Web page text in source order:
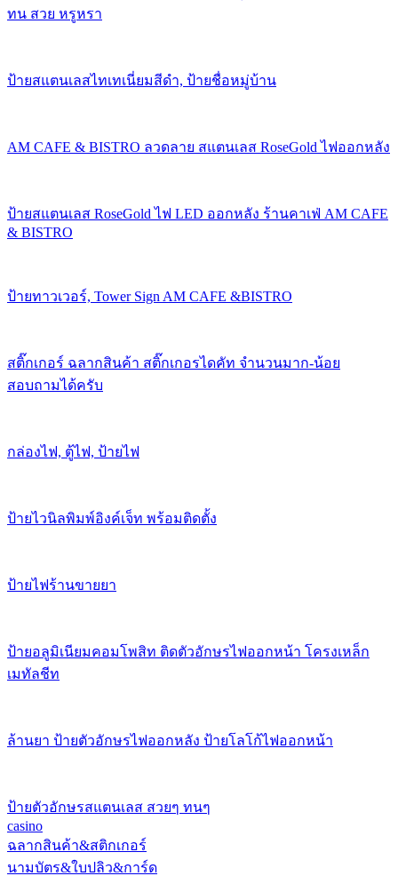
ทน สวย หรูหรา
ป้ายสแตนเลสไทเทเนี่ยมสีดำ, ป้ายชื่อหมู่บ้าน
AM CAFE & BISTRO ลวดลาย สแตนเลส RoseGold ไฟออกหลัง
ป้ายสแตนเลส RoseGold ไฟ LED ออกหลัง ร้านคาเฟ่ AM CAFE
& BISTRO
ป้ายทาวเวอร์, Tower Sign AM CAFE &BISTRO
สติ๊กเกอร์ ฉลากสินค้า สติ๊กเกอรไดคัท จำนวนมาก-น้อย
สอบถามได้ครับ
กล่องไฟ, ตู้ไฟ, ป้ายไฟ
ป้ายไวนิลพิมพ์อิงค์เจ็ท พร้อมติดตั้ง
ป้ายไฟร้านขายยา
ป้ายอลูมิเนียมคอมโพสิท ติดตัวอักษรไฟออกหน้า โครงเหล็ก
เมทัลชีท
ล้านยา ป้ายตัวอักษรไฟออกหลัง ป้ายโลโก้ไฟออกหน้า
ป้ายตัวอักษรสแตนเลส สวยๆ ทนๆ
casino
ฉลากสินค้า&สติกเกอร์
นามบัตร&ใบปลิว&การ์ด